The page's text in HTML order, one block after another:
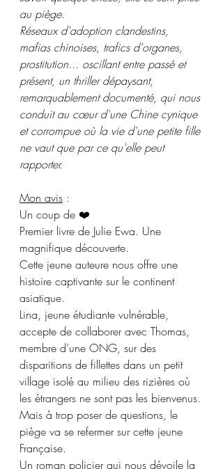
au piège.
Réseaux d'adoption clandestins,
mafias chinoises, trafics d'organes,
prostitution... oscillant entre passé et
présent, un thriller dépaysant,
remarquablement documenté, qui nous
conduit au cœur d'une Chine cynique
et corrompue où la vie d'une petite fille
ne vaut que par ce qu'elle peut
rapporter.
Mon avis :
Un coup de ❤️
Premier livre de Julie Ewa. Une
magnifique découverte.
Cette jeune auteure nous offre une
histoire captivante sur le continent
asiatique.
Lina, jeune étudiante vulnérable,
accepte de collaborer avec Thomas,
membre d’une ONG, sur des
disparitions de fillettes dans un petit
village isolé au milieu des rizières où
les étrangers ne sont pas les bienvenus.
Mais à trop poser de questions, le
piège va se refermer sur cette jeune
Française.
Un roman policier qui nous dévoile la